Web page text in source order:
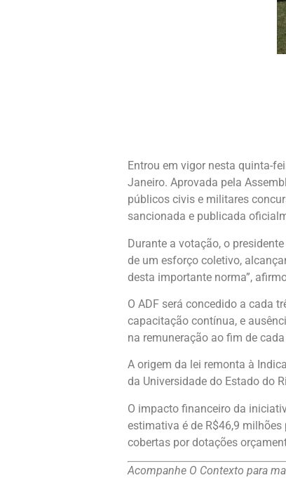
Entrou em vigor nesta quinta-
Janeiro. Aprovada pela
públicos civis e militares
sancionada e publicada
Durante a votação, o
de um esforço coletivo,
desta importante norma”,
O ADF será concedido a cada
capacitação contínua, e
na remuneração ao fim de
A origem da lei remonta à
da Universidade do Estado do
O impacto financeiro da
estimativa é de R$46,9
cobertas por dotações
Acompanhe O Contexto para